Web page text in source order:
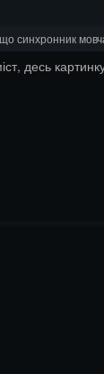
синхронник
десь